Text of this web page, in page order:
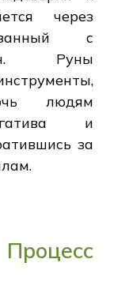
через
с
Руны
людям
и
за